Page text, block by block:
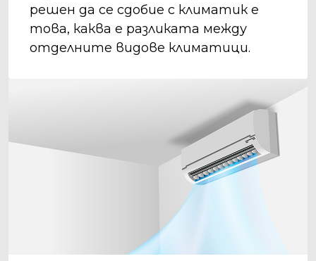
решен да се сдобие с климатик е
това, каква е разликата между
отделните видове климатици.